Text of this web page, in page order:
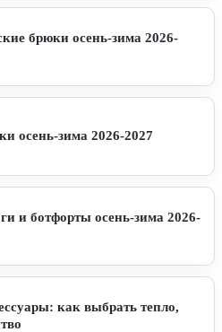
брюки осень-зима 2026-
осень-зима 2026-2027
и ботфорты осень-зима 2026-
как выбрать тепло,